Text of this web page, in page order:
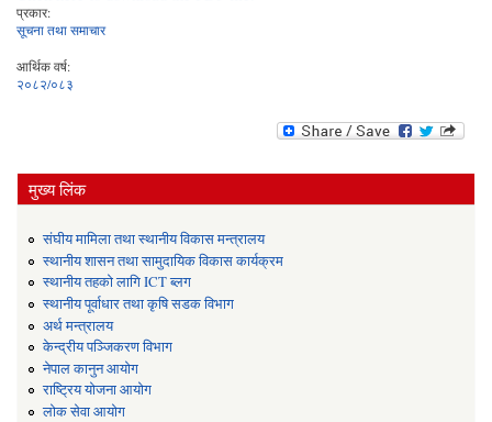
प्रकार:
सूचना तथा समाचार
आर्थिक वर्ष:
२०८२/०८३
मुख्य लिंक
संघीय मामिला तथा स्थानीय विकास मन्त्रालय
स्थानीय शासन तथा सामुदायिक विकास कार्यक्रम
स्थानीय तहको लागि ICT ब्लग
स्थानीय पूर्वाधार तथा कृषि सडक विभाग
अर्थ मन्त्रालय
केन्द्रीय पञ्जिकरण विभाग
नेपाल कानुन आयोग
राष्ट्रिय योजना आयोग
लोक सेवा आयोग